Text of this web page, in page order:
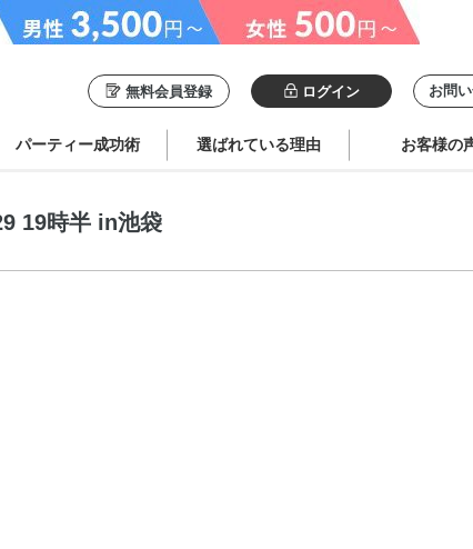
無料会員登録 ログイン お問
パーティー成功術 選ばれている理由 お客様の
19時半 in池袋